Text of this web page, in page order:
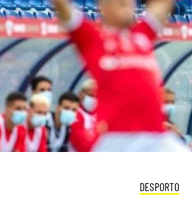
DESPORTO